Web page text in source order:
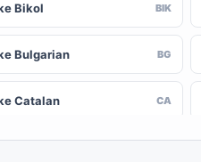
Bikol BIK
Bulgarian BG
Catalan CA